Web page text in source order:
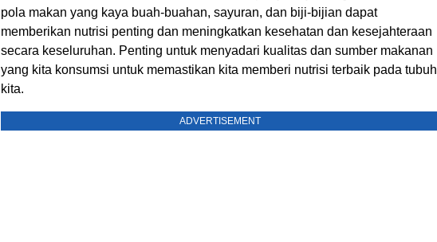
pola makan yang kaya buah-buahan, sayuran, dan biji-bijian dapat
memberikan nutrisi penting dan meningkatkan kesehatan dan kesejahteraan
secara keseluruhan. Penting untuk menyadari kualitas dan sumber makanan
yang kita konsumsi untuk memastikan kita memberi nutrisi terbaik pada tubuh
kita.
ADVERTISEMENT